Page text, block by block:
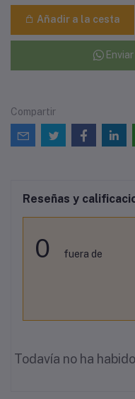
Añadir a la cesta
Compartir
Reseñas y
0 fuera de
Todavía no ha